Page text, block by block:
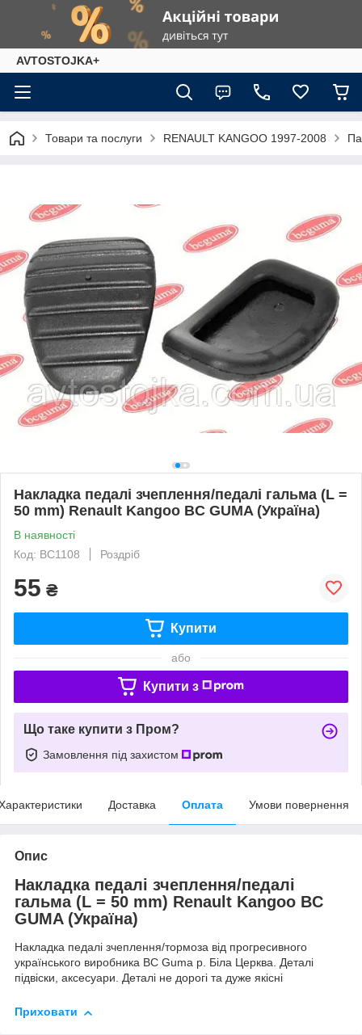
AVTOSTOJKA+
Товари та послуги RENAULT KANGOO 1997-2008
Накладка педалі зчеплення/педалі гальма (L =
50 mm) Renault Kangoo BC GUMA (Україна)
В наявності
Код: BC1108
Роздріб
55 ₴
Купити
або
Купити з
Що таке купити з Пром?
Замовлення під захистом
Доставка Оплата Умови повернення
Опис
Накладка педалі зчеплення/педалі
гальма (L = 50 mm) Renault Kangoo BC
GUMA (Україна)
Накладка педалі зчеплення/тормоза від прогресивного
українського виробника BC Guma р. Біла Церква. Деталі
підвіски, аксесуари. Деталі не дорогі та дуже якісні
Приховати